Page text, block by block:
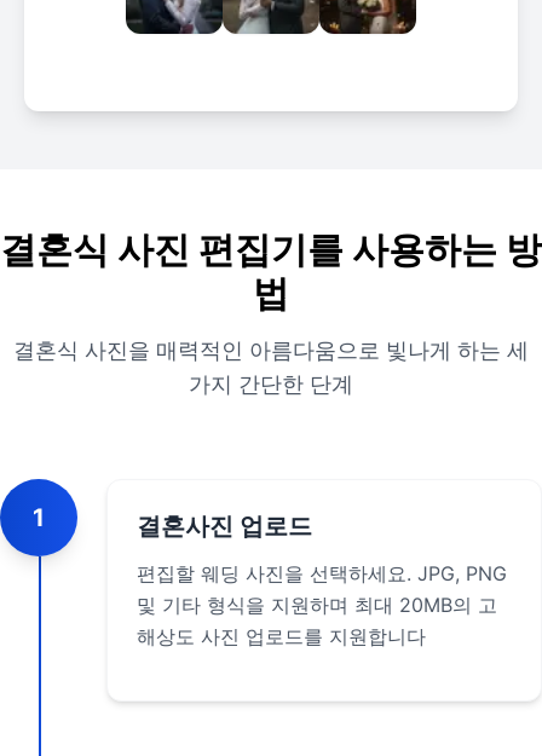
결혼식 사진 편집기를 사용하는 방
법
결혼식 사진을 매력적인 아름다움으로 빛나게 하는 세
가지 간단한 단계
1 결혼사진 업로드
편집할 웨딩 사진을 선택하세요. JPG, PNG
및 기타 형식을 지원하며 최대 20MB의 고
해상도 사진 업로드를 지원합니다